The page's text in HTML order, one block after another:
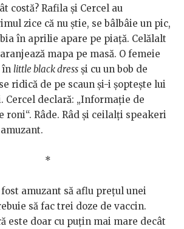
costă? Rafila și Cercel au
zice că nu știe, se bâlbâie un pic,
în aprilie apare pe piață. Celălalt
mapa pe masă. O femeie
în little black dress și cu un bob de
ridică de pe scaun și-i șoptește lui
Cercel declară: „Informație de
roni“. Râde. Râd și ceilalți speakeri
*
amuzant să aflu prețul unei
să fac trei doze de vaccin.
este doar cu puțin mai mare decât